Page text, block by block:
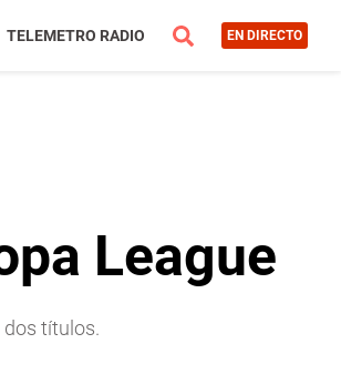
TELEMETRO RADIO EN DIRECTO
League
dos títulos.